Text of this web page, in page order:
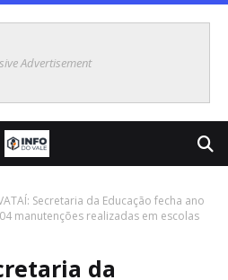
Advertisement
Secretaria da Educação fecha ano
manutenções realizadas em escolas
da